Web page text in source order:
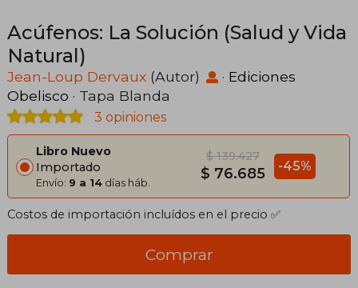
Acúfenos: La Solución (Salud y Vida
Natural)
Jean-Loup Dervaux (Autor) · Ediciones
Obelisco · Tapa Blanda
3 opiniones
Libro Nuevo
Importado
Envío: 9 a 14 días háb.
$ 139.427
$ 76.685 -45%
Costos de importación incluídos en el precio ✅
Comprar